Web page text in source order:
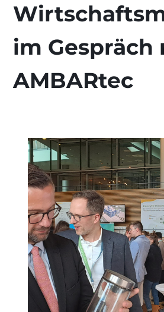
im Gespräch
AMBARtec